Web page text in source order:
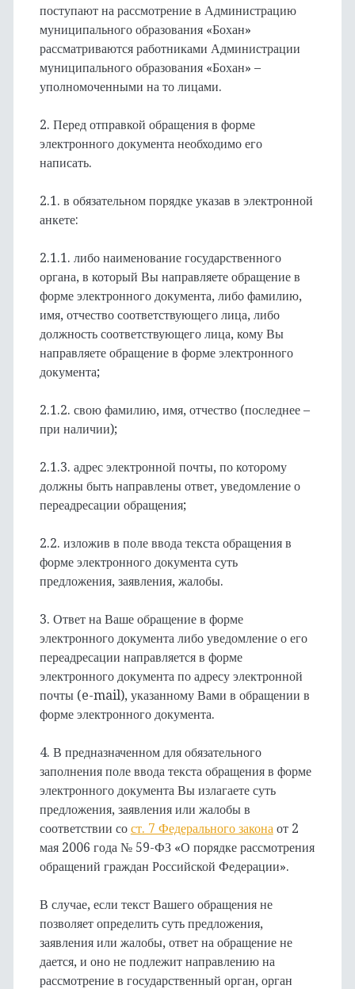
поступают на рассмотрение в Администрацию
муниципального образования «Бохан»
рассматриваются работниками Администрации
муниципального образования «Бохан» –
уполномоченными на то лицами.
2. Перед отправкой обращения в форме
электронного документа необходимо его
написать.
2.1. в обязательном порядке указав в электронной
анкете:
2.1.1. либо наименование государственного
органа, в который Вы направляете обращение в
форме электронного документа, либо фамилию,
имя, отчество соответствующего лица, либо
должность соответствующего лица, кому Вы
направляете обращение в форме электронного
документа;
2.1.2. свою фамилию, имя, отчество (последнее –
при наличии);
2.1.3. адрес электронной почты, по которому
должны быть направлены ответ, уведомление о
переадресации обращения;
2.2. изложив в поле ввода текста обращения в
форме электронного документа суть
предложения, заявления, жалобы.
3. Ответ на Ваше обращение в форме
электронного документа либо уведомление о его
переадресации направляется в форме
электронного документа по адресу электронной
почты (e-mail), указанному Вами в обращении в
форме электронного документа.
4. В предназначенном для обязательного
заполнения поле ввода текста обращения в форме
электронного документа Вы излагаете суть
предложения, заявления или жалобы в
соответствии со ст. 7 Федерального законаот 2
мая 2006 года № 59-ФЗ «О порядке рассмотрения
обращений граждан Российской Федерации».
В случае, если текст Вашего обращения не
позволяет определить суть предложения,
заявления или жалобы, ответ на обращение не
дается, и оно не подлежит направлению на
рассмотрение в государственный орган, орган